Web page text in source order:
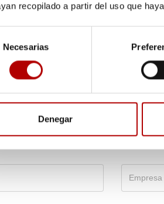
recopilado a partir del uso que
Necesarias
Denegar
o más información
este asunto en concreto.